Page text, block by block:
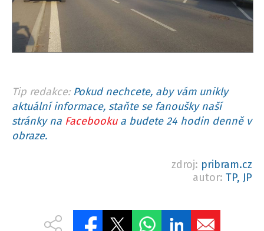
Tip redakce: Pokud nechcete, aby vám unikly
aktuální informace, staňte se fanoušky naší
stránky na Facebookua budete 24 hodin denně v
obraze.
zdroj: pribram.cz
autor: TP, JP